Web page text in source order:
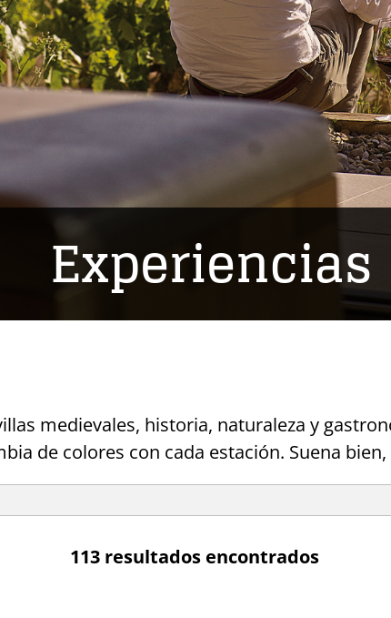
Experiencias
medievales, historia, naturaleza y
de colores con cada estación. Suena bien,
113 resultados encontrados